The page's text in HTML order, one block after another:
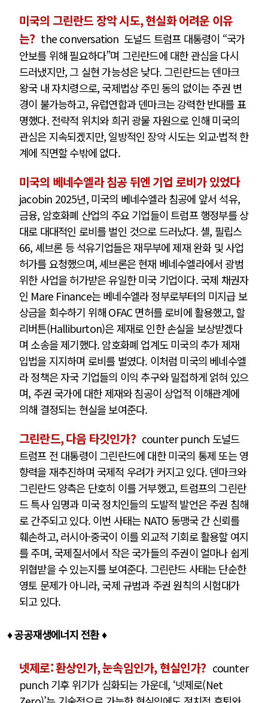
미국의 그린란드 장악 시도, 현실화 어려운 이유
는? the conversation 도널드 트럼프 대통령이 “국가
안보를 위해 필요하다”며 그린란드에 대한 관심을 다시
드러냈지만, 그 실현 가능성은 낮다. 그린란드는 덴마크
왕국 내 자치령으로, 국제법상 주민 동의 없이는 주권 변
경이 불가능하고, 유럽연합과 덴마크는 강력한 반대를 표
명했다. 전략적 위치와 희귀 광물 자원으로 인해 미국의
관심은 지속되겠지만, 일방적인 장악 시도는 외교·법적 한
계에 직면할 수밖에 없다.
미국의 베네수엘라 침공 뒤엔 기업 로비가 있었다
jacobin 2025년, 미국의 베네수엘라 침공에 앞서 석유,
금융, 암호화폐 산업의 주요 기업들이 트럼프 행정부를 상
대로 대대적인 로비를 벌인 것으로 드러났다. 셸, 필립스
66, 셰브론 등 석유기업들은 재무부에 제재 완화 및 사업
허가를 요청했으며, 셰브론은 현재 베네수엘라에서 광범
위한 사업을 허가받은 유일한 미국 기업이다. 국제 채권자
인 Mare Finance는 베네수엘라 정부로부터의 미지급 보
상금을 회수하기 위해 OFAC 면허를 로비에 활용했고, 할
리버튼(Halliburton)은 제재로 인한 손실을 보상받겠다
며 소송을 제기했다. 암호화폐 업계도 미국의 추가 제재
입법을 지지하며 로비를 벌였다. 이처럼 미국의 베네수엘
라 정책은 자국 기업들의 이익 추구와 밀접하게 얽혀 있으
며, 주권 국가에 대한 제재와 침공이 상업적 이해관계에
의해 결정되는 현실을 보여준다.
그린란드, 다음 타깃인가? counter punch 도널드
트럼프 전 대통령이 그린란드에 대한 미국의 통제 또는 영
향력을 재추진하며 국제적 우려가 커지고 있다. 덴마크와
그린란드 양측은 단호히 이를 거부했고, 트럼프의 그린란
드 특사 임명과 미국 정치인들의 도발적 발언은 주권 침해
로 간주되고 있다. 이번 사태는 NATO 동맹국 간 신뢰를
훼손하고, 러시아·중국이 이를 외교적 기회로 활용할 여지
를 주며, 국제질서에서 작은 국가들의 주권이 얼마나 쉽게
위협받을 수 있는지를 보여준다. 그린란드 사태는 단순한
영토 문제가 아니라, 국제 규범과 주권 원칙의 시험대가
되고 있다.
♦ 공공재생에너지 전환 ♦
넷제로: 환상인가, 눈속임인가, 현실인가? counter
punch 기후 위기가 심화되는 가운데, ‘넷제로(Net